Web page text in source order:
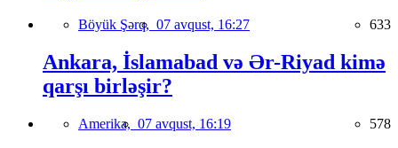
Böyük Şərq, 07 avqust, 16:27 633
Ankara, İslamabad və Ər-Riyad kimə
qarşı birləşir?
Amerika, 07 avqust, 16:19 578